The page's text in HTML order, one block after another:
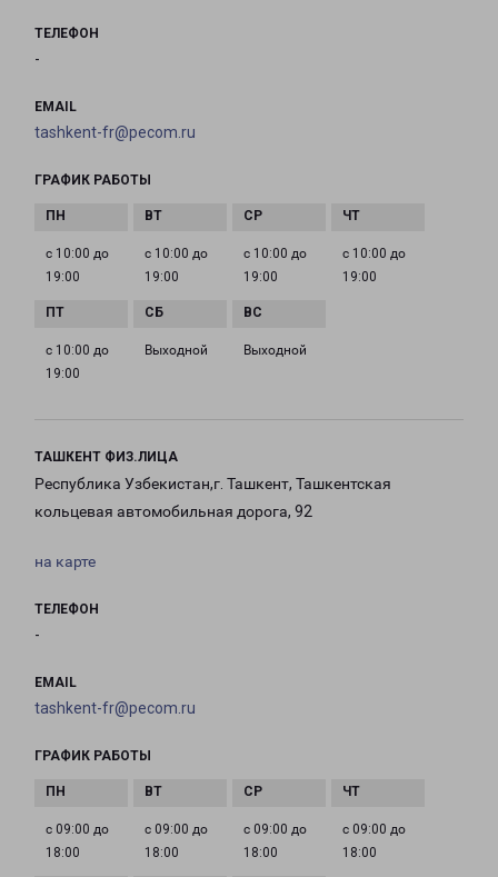
ТЕЛЕФОН
-
EMAIL
tashkent-fr@pecom.ru
ГРАФИК РАБОТЫ
с 10:00 до
19:00
с 10:00 до
19:00
с 10:00 до
19:00
с 10:00 до
19:00
с 10:00 до
19:00
Выходной Выходной
ТАШКЕНТ ФИЗ.ЛИЦА
Республика Узбекистан,г. Ташкент, Ташкентская
кольцевая автомобильная дорога, 92
на карте
ТЕЛЕФОН
-
EMAIL
tashkent-fr@pecom.ru
ГРАФИК РАБОТЫ
с 09:00 до
18:00
с 09:00 до
18:00
с 09:00 до
18:00
с 09:00 до
18:00